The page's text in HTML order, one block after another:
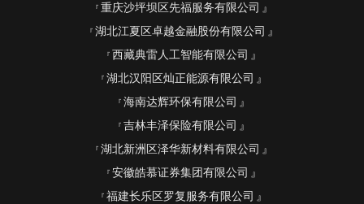
重庆沙坪坝区先福服务有限公司
湖北江夏区卓越金融股份有限公司
西藏典雷人工智能有限公司
湖北汉阳区灿正能源有限公司
海南达辉环保有限公司
吉林丰泽保险有限公司
湖北新洲区泽华新材料有限公司
安徽皓慕证券集团有限公司
福建长乐区罗复服务有限公司